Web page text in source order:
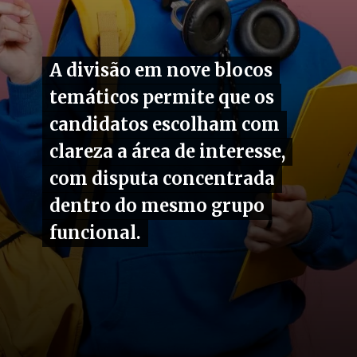
A divisão em nove blocos
temáticos permite que os
candidatos escolham com
clareza a área de interesse,
com disputa concentrada
dentro do mesmo grupo
funcional.
A divisão em nove blocos
temáticos permite que os
candidatos escolham com
clareza a área de interesse,
com disputa concentrada
dentro do mesmo grupo
funcional.